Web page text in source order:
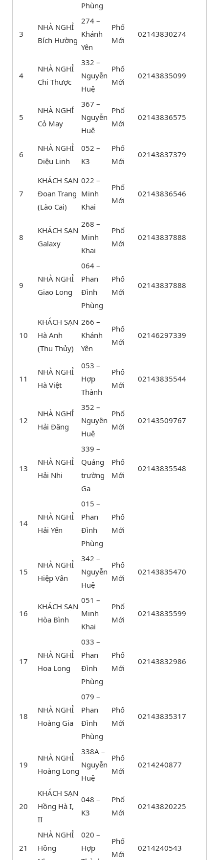
Phùng
3
NHÀ NGHỈ
Bích Hường
274 –
Khánh
Yên
Phố
Mới
02143830274
4
NHÀ NGHỈ
Chi Thược
332 –
Nguyễn
Huệ
Phố
Mới
02143835099
5
NHÀ NGHỈ
Cỏ May
367 –
Nguyễn
Huệ
Phố
Mới
02143836575
6
NHÀ NGHỈ
Diệu Linh
052 –
K3
Phố
Mới
02143837379
7
KHÁCH SẠN
Đoan Trang
(Lào Cai)
022 –
Minh
Khai
Phố
Mới
02143836546
8
KHÁCH SẠN
Galaxy
268 –
Minh
Khai
Phố
Mới
02143837888
9
NHÀ NGHỈ
Giao Long
064 –
Phan
Đình
Phùng
Phố
Mới
02143837888
10
KHÁCH SẠN
Hà Anh
(Thu Thủy)
266 –
Khánh
Yên
Phố
Mới
02146297339
11
NHÀ NGHỈ
Hà Việt
053 –
Hợp
Thành
Phố
Mới
02143835544
12
NHÀ NGHỈ
Hải Đăng
352 –
Nguyễn
Huệ
Phố
Mới
02143509767
13
NHÀ NGHỈ
Hải Nhi
339 –
Quảng
trường
Ga
Phố
Mới
02143835548
14
NHÀ NGHỈ
Hải Yến
015 –
Phan
Đình
Phùng
Phố
Mới
15
NHÀ NGHỈ
Hiệp Vân
342 –
Nguyễn
Huệ
Phố
Mới
02143835470
16
KHÁCH SẠN
Hòa Bình
051 –
Minh
Khai
Phố
Mới
02143835599
17
NHÀ NGHỈ
Hoa Long
033 –
Phan
Đình
Phùng
Phố
Mới
02143832986
18
NHÀ NGHỈ
Hoàng Gia
079 –
Phan
Đình
Phùng
Phố
Mới
02143835317
19
NHÀ NGHỈ
Hoàng Long
338A –
Nguyễn
Huệ
Phố
Mới
0214240877
20
KHÁCH SẠN
Hồng Hà I,
II
048 –
K3
Phố
Mới
02143820225
21
NHÀ NGHỈ
Hồng
020 –
Hợp
Phố
Mới
0214240543